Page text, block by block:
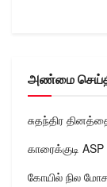
அண்மை
சுதந்திர
காரைக்குடி
கோயில் நில